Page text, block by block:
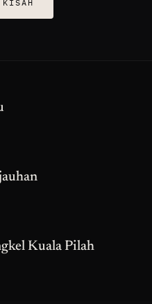
KISAH
Kuala Pilah